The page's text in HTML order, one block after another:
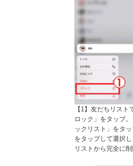
【1】友だちリス
ロック」をタップ
ックリスト」をタ
をタップして選択
リストから完全に